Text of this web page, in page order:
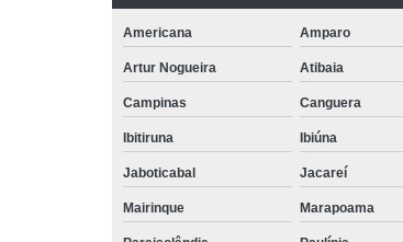
Americana Amparo
Artur Nogueira Atibaia
Campinas Canguera
Ibitiruna Ibiúna
Jaboticabal Jacareí
Mairinque Marapoama